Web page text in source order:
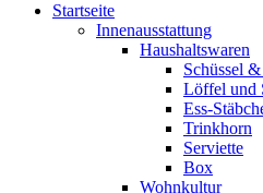
Startseite
Innenausstattung
Haushaltswaren
Schüssel
Löffel und
Ess-
Trinkhorn
Serviette
Box
Wohnkultur